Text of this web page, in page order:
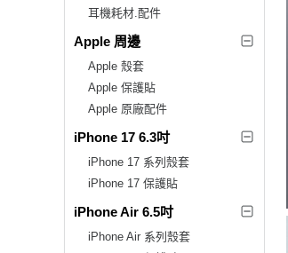
耳機耗材.配件
Apple 周邊
Apple 殼套
Apple 保護貼
Apple 原廠配件
iPhone 17 6.3吋
iPhone 17 系列殼套
iPhone 17 保護貼
iPhone Air 6.5吋
iPhone Air 系列殼套